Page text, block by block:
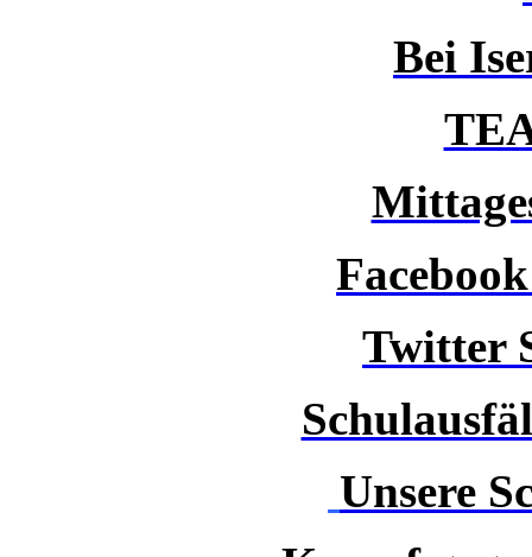
Bei
Twitter
Unsere